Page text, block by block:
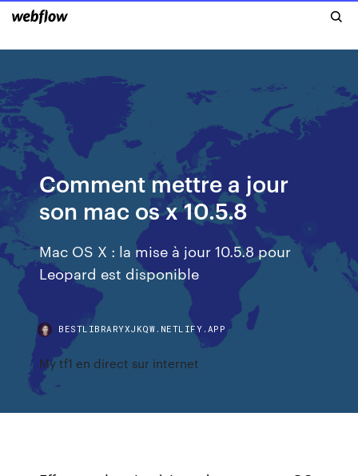
Comment mettre a jour
son mac os x 10.5.8
Mac OS X : la mise à jour 10.5.8 pour
Leopard est disponible
BESTLIBRARYXJKQW.NETLIFY.APP
My tf1 en direct sur internet